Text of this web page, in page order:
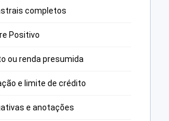
completos
Positivo
ou renda presumida
e limite de crédito
e anotações